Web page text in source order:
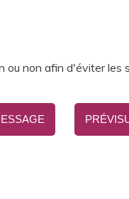
non afin d'éviter les